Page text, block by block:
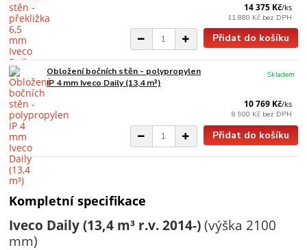
14 375 Kč/ks
11 880 Kč bez DPH
Přidat do košíku
Obložení bočních stěn - polypropylen
IP 4 mm Iveco Daily (13,4 m³)
10 769 Kč/ks
8 900 Kč bez DPH
Skladem
Přidat do košíku
Kompletní specifikace
Iveco Daily (13,4 m³ r.v. 2014-)(výška 2100
mm)